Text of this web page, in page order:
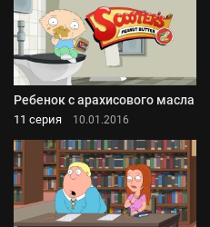
Ребенок с арахисового масла
11 серия 10.01.2016